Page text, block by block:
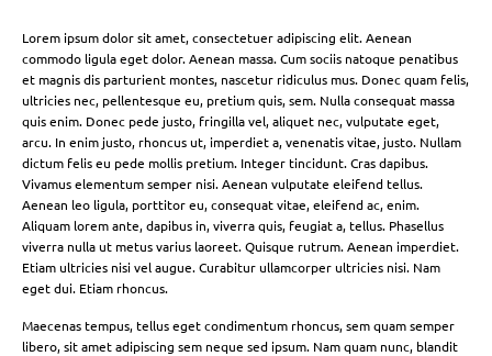
Lorem ipsum dolor sit amet, consectetuer adipiscing elit. Aenean
commodo ligula eget dolor. Aenean massa. Cum sociis natoque penatibus
et magnis dis parturient montes, nascetur ridiculus mus. Donec quam felis,
ultricies nec, pellentesque eu, pretium quis, sem. Nulla consequat massa
quis enim. Donec pede justo, fringilla vel, aliquet nec, vulputate eget,
arcu. In enim justo, rhoncus ut, imperdiet a, venenatis vitae, justo. Nullam
dictum felis eu pede mollis pretium. Integer tincidunt. Cras dapibus.
Vivamus elementum semper nisi. Aenean vulputate eleifend tellus.
Aenean leo ligula, porttitor eu, consequat vitae, eleifend ac, enim.
Aliquam lorem ante, dapibus in, viverra quis, feugiat a, tellus. Phasellus
viverra nulla ut metus varius laoreet. Quisque rutrum. Aenean imperdiet.
Etiam ultricies nisi vel augue. Curabitur ullamcorper ultricies nisi. Nam
eget dui. Etiam rhoncus.
Maecenas tempus, tellus eget condimentum rhoncus, sem quam semper
libero, sit amet adipiscing sem neque sed ipsum. Nam quam nunc, blandit